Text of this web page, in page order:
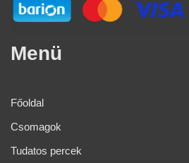
Menü
Főoldal
Csomagok
Tudatos percek